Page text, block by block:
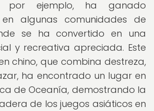
por ejemplo, ha ganado
algunas comunidades de
se ha convertido en una
y recreativa apreciada. Este
chino, que combina destreza,
ha encontrado un lugar en
de Oceanía, demostrando la
de los juegos asiáticos en